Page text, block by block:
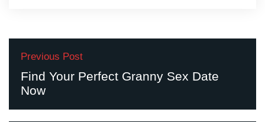
Previous Post
Find Your Perfect Granny Sex Date
Now